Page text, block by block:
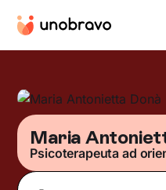
Maria
Psicoterapeuta ad